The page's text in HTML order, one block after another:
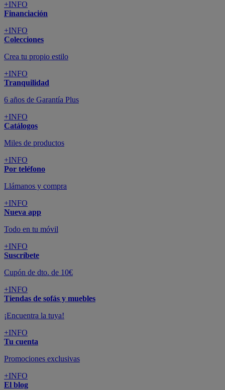
+INFO
Financiación
+INFO
Colecciones
Crea tu propio estilo
+INFO
Tranquilidad
6 años de Garantía Plus
+INFO
Catálogos
Miles de productos
+INFO
Por teléfono
Llámanos y compra
+INFO
Nueva app
Todo en tu móvil
+INFO
Suscríbete
Cupón de dto. de 10€
+INFO
Tiendas de sofás y muebles
¡Encuentra la tuya!
+INFO
Tu cuenta
Promociones exclusivas
+INFO
El blog